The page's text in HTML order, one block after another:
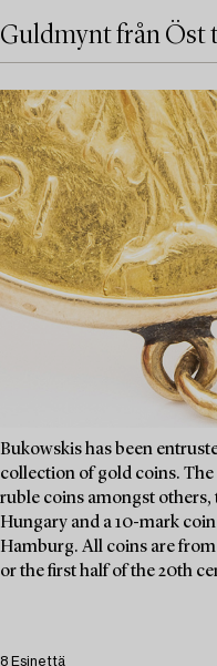
Guldmynt från Öst
Bukowskis has been
collection of gold coins.
ruble coins amongst
Hungary and a 10-mark
Hamburg. All coins are
or the first half of the 20th
8 Esinettä